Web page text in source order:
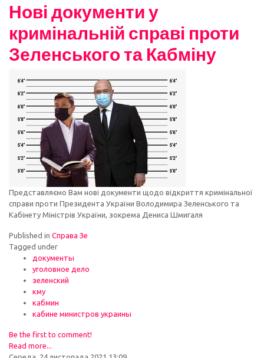
Нові документи у
кримінальній справі проти
Зеленського та Кабміну
Представляємо Вам нові документи щодо відкриття кримінальної
справи проти Президента України Володимира Зеленського та
Кабінету Міністрів України, зокрема Дениса Шмигаля
Published in Справа Зе
Tagged under
документы
уголовное дело
зеленский
кму
кабмин
кабине министров украины
Be the first to comment!
Read more...